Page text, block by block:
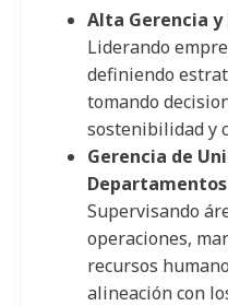
Alta Gerencia
Liderando
definiendo
tomando
sostenibilidad y
Gerencia de
Supervisando
operaciones,
recursos
alineación con